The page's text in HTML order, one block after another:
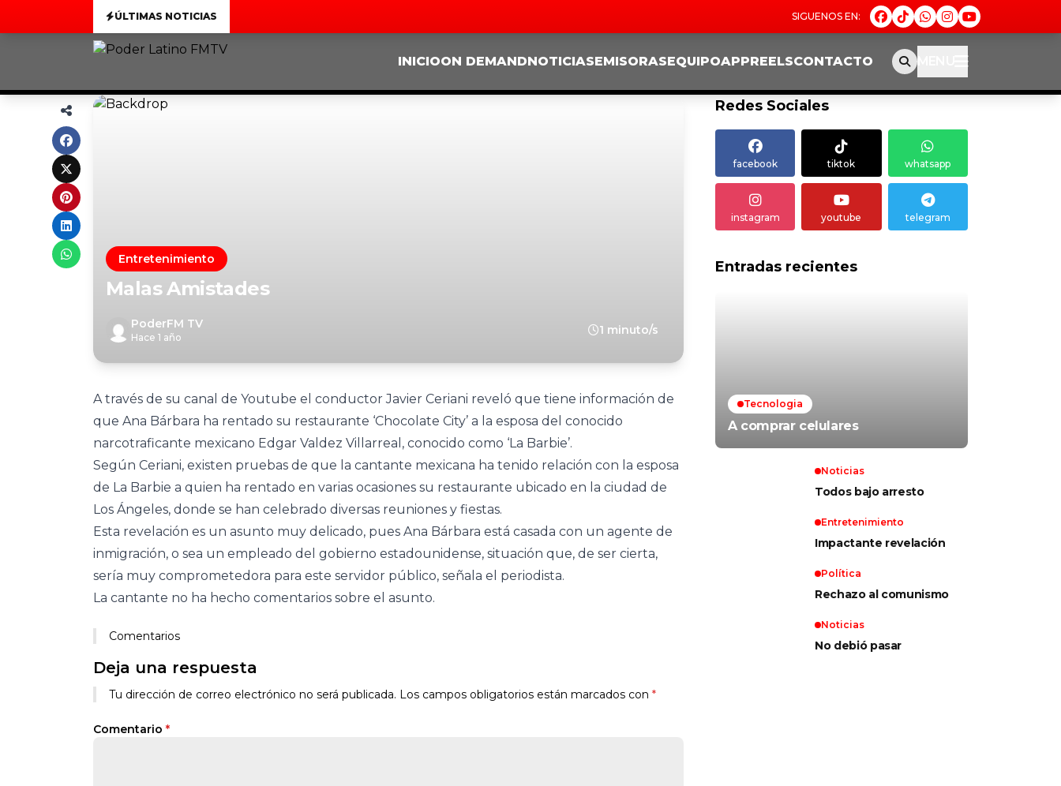
ÚLTIMAS NOTICIAS
INICIOON DEMANDNOTICIASEMISORASEQUIPOAPPREELSCONTACTO MENU
Entretenimiento
Malas Amistades
PoderFM TV
Hace 1 año
1 minuto/s
A través de su canal de Youtube el conductor Javier Ceriani reveló que tiene información de
que Ana Bárbara ha rentado su restaurante ‘Chocolate City’ a la esposa del conocido
narcotraficante mexicano Edgar Valdez Villarreal, conocido como ‘La Barbie’.
Según Ceriani, existen pruebas de que la cantante mexicana ha tenido relación con la esposa
de La Barbie a quien ha rentado en varias ocasiones su restaurante ubicado en la ciudad de
Los Ángeles, donde se han celebrado diversas reuniones y fiestas.
Esta revelación es un asunto muy delicado, pues Ana Bárbara está casada con un agente de
inmigración, o sea un empleado del gobierno estadounidense, situación que, de ser cierta,
sería muy comprometedora para este servidor público, señala el periodista.
La cantante no ha hecho comentarios sobre el asunto.
Comentarios
Deja una respuesta
Tu dirección de correo electrónico no será publicada. Los campos obligatorios están marcados con *
Comentario *
Redes Sociales
facebook tiktok whatsapp
instagram youtube telegram
Entradas recientes
Tecnologia
A comprar celulares
Noticias
Todos bajo arresto
Entretenimiento
Impactante revelación
Política
Rechazo al comunismo
Noticias
No debió pasar